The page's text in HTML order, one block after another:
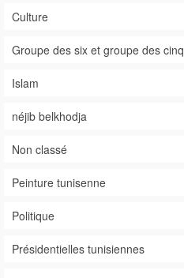
Culture
Groupe des six et groupe des cinq
Islam
néjib belkhodja
Non classé
Peinture tunisenne
Politique
Présidentielles tunisiennes